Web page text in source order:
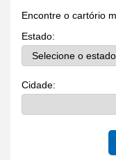
Encontre o cartório
Estado:
Cidade: